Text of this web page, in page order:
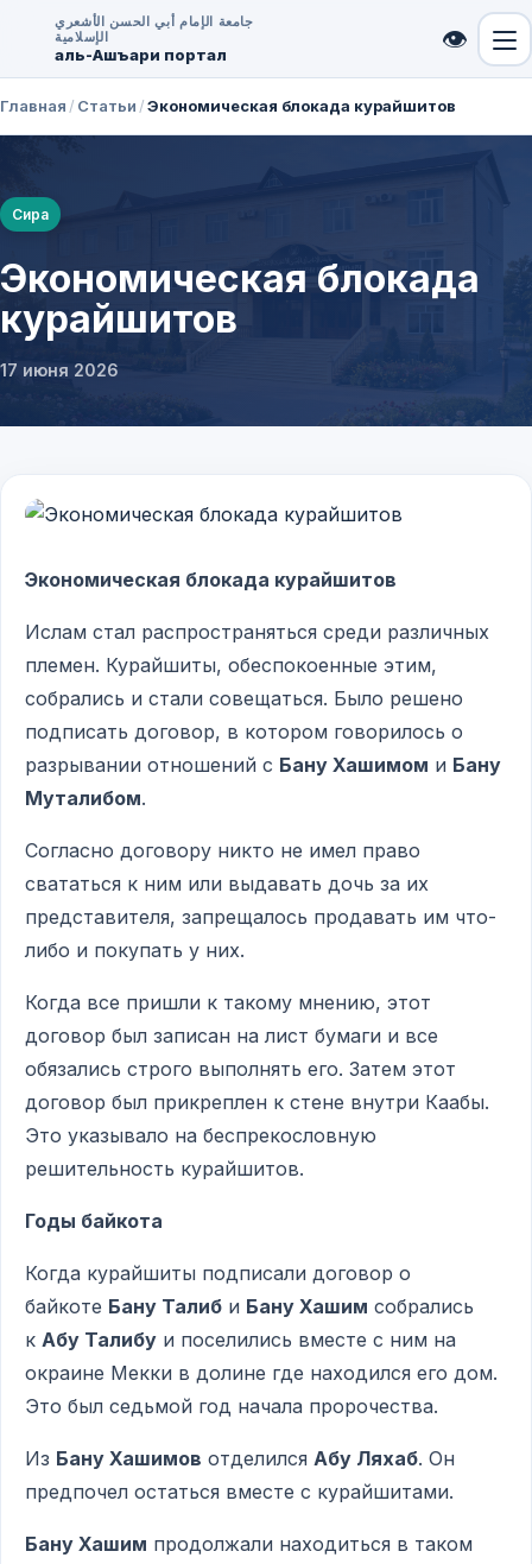
جامعة الإمام أبي الحسن الأشعري
الإسلامية
аль-Ашъари портал 👁
Главная / Статьи /Экономическая блокада курайшитов
Сира
Экономическая блокада
курайшитов
17 июня 2026
Экономическая блокада курайшитов
Ислам стал распространяться среди различных
племен. Курайшиты, обеспокоенные этим,
собрались и стали совещаться. Было решено
подписать договор, в котором говорилось о
разрывании отношений с Бану Хашимом и Бану
Муталибом.
Согласно договору никто не имел право
свататься к ним или выдавать дочь за их
представителя, запрещалось продавать им что-
либо и покупать у них.
Когда все пришли к такому мнению, этот
договор был записан на лист бумаги и все
обязались строго выполнять его. Затем этот
договор был прикреплен к стене внутри Каабы.
Это указывало на беспрекословную
решительность курайшитов.
Годы байкота
Когда курайшиты подписали договор о
байкоте Бану Талиб и Бану Хашим собрались
к Абу Талибу и поселились вместе с ним на
окраине Мекки в долине где находился его дом.
Это был седьмой год начала пророчества.
Из Бану Хашимов отделился Абу Ляхаб. Он
предпочел остаться вместе с курайшитами.
Бану Хашим продолжали находиться в таком